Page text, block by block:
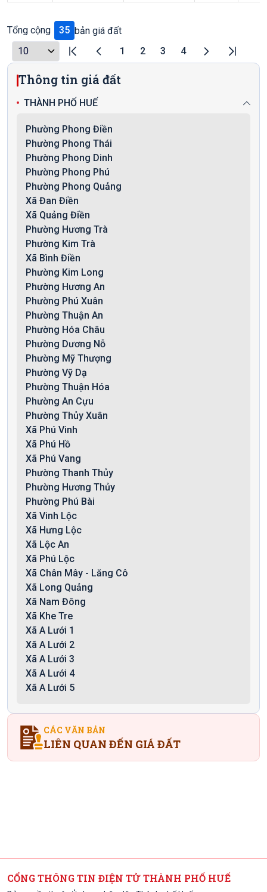
Tổng cộng 35 bản giá đất
1
2 3 4
Thông tin giá đất
THÀNH PHỐ HUẾ
Phường Phong Điền
Phường Phong Thái
Phường Phong Dinh
Phường Phong Phú
Phường Phong Quảng
Xã Đan Điền
Xã Quảng Điền
Phường Hương Trà
Phường Kim Trà
Xã Bình Điền
Phường Kim Long
Phường Hương An
Phường Phú Xuân
Phường Thuận An
Phường Hóa Châu
Phường Dương Nỗ
Phường Mỹ Thượng
Phường Vỹ Dạ
Phường Thuận Hóa
Phường An Cựu
Phường Thủy Xuân
Xã Phú Vinh
Xã Phú Hồ
Xã Phú Vang
Phường Thanh Thủy
Phường Hương Thủy
Phường Phú Bài
Xã Vinh Lộc
Xã Hưng Lộc
Xã Lộc An
Xã Phú Lộc
Xã Chân Mây - Lăng Cô
Xã Long Quảng
Xã Nam Đông
Xã Khe Tre
Xã A Lưới 1
Xã A Lưới 2
Xã A Lưới 3
Xã A Lưới 4
Xã A Lưới 5
CÁC VĂN BẢN
LIÊN QUAN ĐẾN GIÁ ĐẤT
CỔNG THÔNG TIN ĐIỆN TỬ THÀNH PHỐ HUẾ